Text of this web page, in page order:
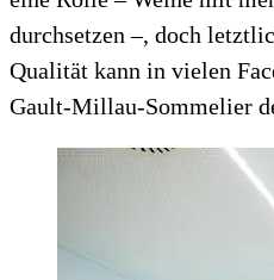
durchsetzen –, doch
Qualität kann in vielen
Gault-Millau-Sommelier